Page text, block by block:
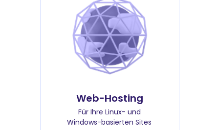
Web-Hosting
Für Ihre Linux- und
Windows-basierten Sites